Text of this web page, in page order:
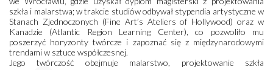
szkła i malarstwa; w trakcie studiów odbywał stypendia artystyczne w
Stanach Zjednoczonych (Fine Art’s Ateliers of Hollywood) oraz w
Kanadzie (Atlantic Region Learning Center), co pozwoliło mu
poszerzyć horyzonty twórcze i zapoznać się z międzynarodowymi
trendami w sztuce współczesnej.
Jego twórczość obejmuje malarstwo, projektowanie szkła